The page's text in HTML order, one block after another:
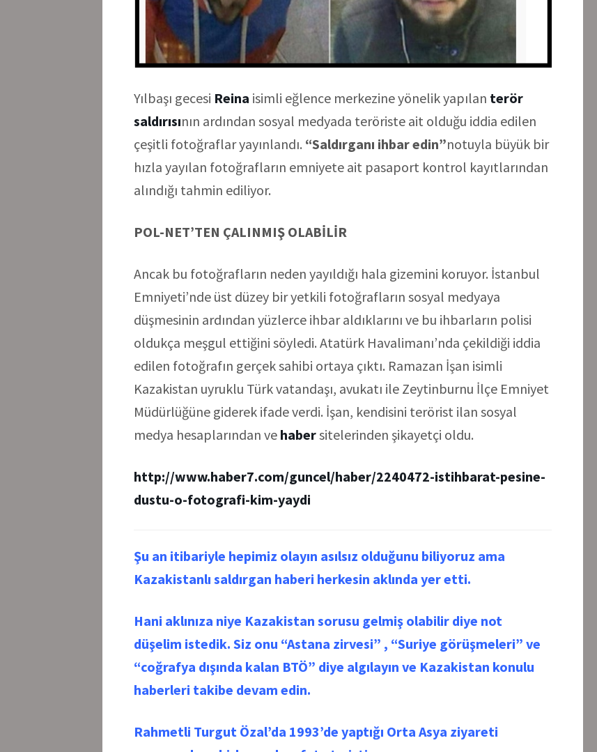
Yılbaşı gecesi Reina isimli eğlence merkezine yönelik yapılan terör
saldırısının ardından sosyal medyada teröriste ait olduğu iddia edilen
çeşitli fotoğraflar yayınlandı. “Saldırganı ihbar edin”notuyla büyük bir
hızla yayılan fotoğrafların emniyete ait pasaport kontrol kayıtlarından
alındığı tahmin ediliyor.
POL-NET’TEN ÇALINMIŞ OLABİLİR
Ancak bu fotoğrafların neden yayıldığı hala gizemini koruyor. İstanbul
Emniyeti’nde üst düzey bir yetkili fotoğrafların sosyal medyaya
düşmesinin ardından yüzlerce ihbar aldıklarını ve bu ihbarların polisi
oldukça meşgul ettiğini söyledi. Atatürk Havalimanı’nda çekildiği iddia
edilen fotoğrafın gerçek sahibi ortaya çıktı. Ramazan İşan isimli
Kazakistan uyruklu Türk vatandaşı, avukatı ile Zeytinburnu İlçe Emniyet
Müdürlüğüne giderek ifade verdi. İşan, kendisini terörist ilan sosyal
medya hesaplarından ve habersitelerinden şikayetçi oldu.
http://www.haber7.com/guncel/haber/2240472-istihbarat-pesine-
dustu-o-fotografi-kim-yaydi
Şu an itibariyle hepimiz olayın asılsız olduğunu biliyoruz ama
Kazakistanlı saldırgan haberi herkesin aklında yer etti.
Hani aklınıza niye Kazakistan sorusu gelmiş olabilir diye not
düşelim istedik. Siz onu “Astana zirvesi” , “Suriye görüşmeleri” ve
“coğrafya dışında kalan BTÖ” diye algılayın ve Kazakistan konulu
haberleri takibe devam edin.
Rahmetli Turgut Özal’da 1993’de yaptığı Orta Asya ziyareti